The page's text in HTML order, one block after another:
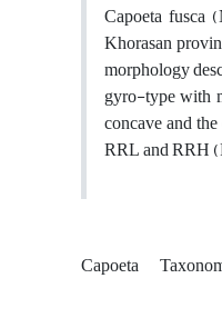
Capoeta fusca
Khorasan
morphology
gyro-type with
concave and
RRL and RRH
Capoeta